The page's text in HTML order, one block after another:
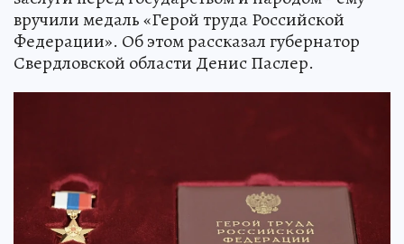
вручили медаль «Герой труда Российской
Федерации». Об этом рассказал губернатор
Свердловской области Денис Паслер.